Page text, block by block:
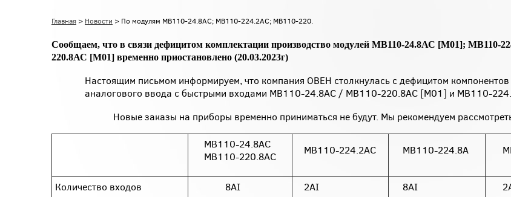
Главная > Новости > По модулям МВ110-24.8АС; МВ110-224.2АС; МВ110-220.
Сообщаем, что в связи дефицитом комплектации производство модулей МВ110-24.8АС [М01]; МВ110-
220.8АС [М01] временно приостановлено (20.03.2023г)
Настоящим письмом информируем, что компания ОВЕН столкнулась с дефицитом
аналогового ввода с быстрыми входами МВ110-24.8АС / МВ110-220.8АС [М01] и МВ110-
Новые заказы на приборы временно приниматься не будут. Мы рекомендуем
МВ110-24.8АС
МВ110-220.8АС
МВ110-224.2АС МВ110-224.8А
Количество входов 8AI 2AI 8AI